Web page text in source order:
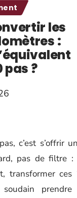
les
:
pas ?
c’est s’offrir
pas de filtre
transformer
soudain